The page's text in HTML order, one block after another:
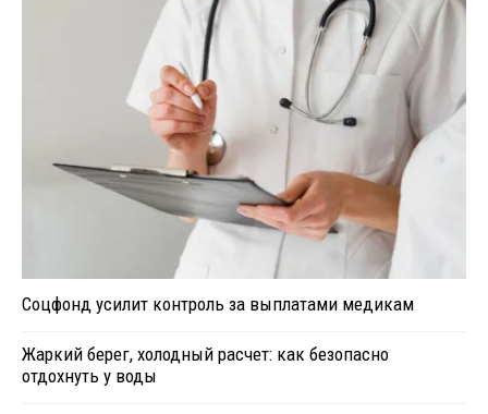
Соцфонд усилит контроль за выплатами медикам
Жаркий берег, холодный расчет: как безопасно
отдохнуть у воды